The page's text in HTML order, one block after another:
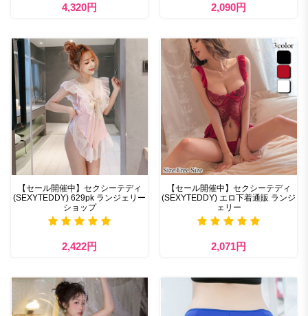
4,320円 2,090円
【セール開催中】セクシーテディ
(SEXYTEDDY) 629pk ランジェリー
ショップ
2,422円
【セール開催中】セクシーテディ
(SEXYTEDDY) エロ下着通販 ランジ
ェリー
2,071円